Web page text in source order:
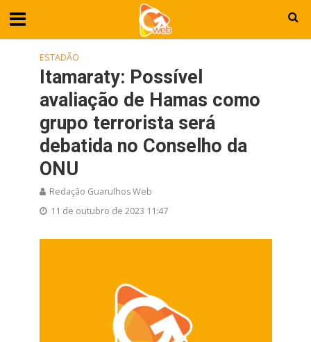
ESTADÃO
Itamaraty: Possível
avaliação de Hamas como
grupo terrorista será
debatida no Conselho da
ONU
Redação Guarulhos Web
11 de outubro de 2023 11:47